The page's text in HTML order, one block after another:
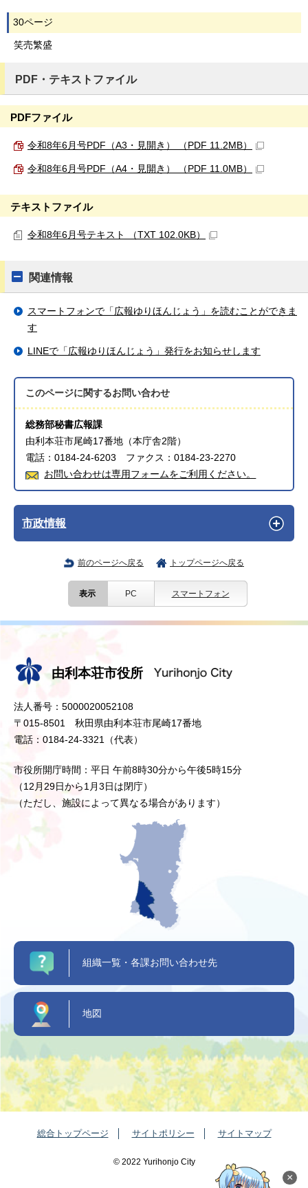
30ページ
笑売繁盛
PDF・テキストファイル
PDFファイル
令和8年6月号PDF（A3・見開き） （PDF 11.2MB）
令和8年6月号PDF（A4・見開き） （PDF 11.0MB）
テキストファイル
令和8年6月号テキスト （TXT 102.0KB）
関連情報
スマートフォンで「広報ゆりほんじょう」を読むことができま
す
LINEで「広報ゆりほんじょう」発行をお知らせします
このページに関するお問い合わせ
総務部秘書広報課
由利本荘市尾崎17番地（本庁舎2階）
電話：0184-24-6203 ファクス：0184-23-2270
お問い合わせは専用フォームをご利用ください。
市政情報
前のページへ戻る トップページへ戻る
表示 PC スマートフォン
×
由利本荘市役所
法人番号：5000020052108
〒015-8501 秋田県由利本荘市尾崎17番地
電話：0184-24-3321（代表）
市役所開庁時間：平日 午前8時30分から午後5時15分
（12月29日から1月3日は閉庁）
（ただし、施設によって異なる場合があります）
組織一覧・各課お問い合わせ先
地図
総合トップページ サイトポリシー サイトマップ
©️ 2022 Yurihonjo City